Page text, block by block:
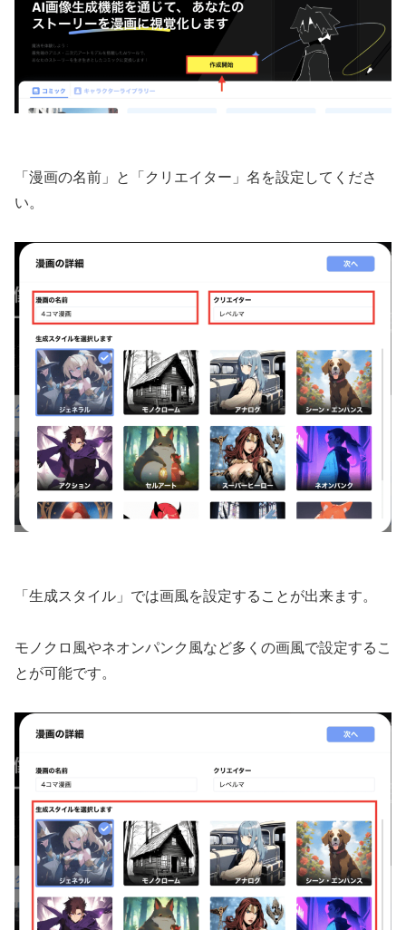
「漫画の名前」と「クリエイター」名を設定してくださ
い。
「生成スタイル」では画風を設定することが出来ます。
モノクロ風やネオンパンク風など多くの画風で設定するこ
とが可能です。